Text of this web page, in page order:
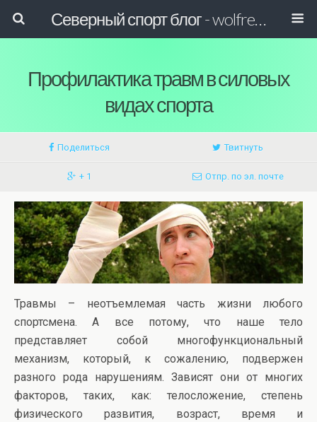
Северный спорт блог - wolfreactor
Профилактика травм в силовых
видах спорта
Поделиться Твитнуть
+ 1 Отпр. по эл. почте
Травмы – неотъемлемая часть жизни любого
спортсмена. А все потому, что наше тело
представляет собой многофункциональный
механизм, который, к сожалению, подвержен
разного рода нарушениям. Зависят они от многих
факторов, таких, как: телосложение, степень
физического развития, возраст, время и